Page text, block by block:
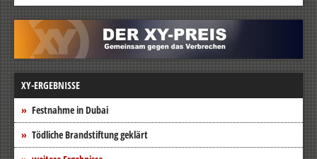
XY-ERGEBNISSE
Festnahme in Dubai
Tödliche Brandstiftung geklärt